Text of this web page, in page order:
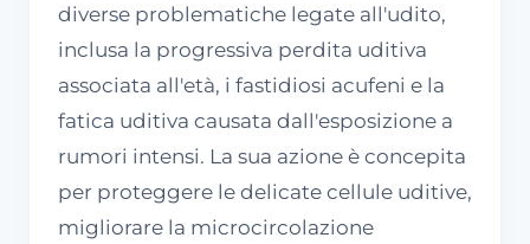
diverse problematiche legate all'udito,
inclusa la progressiva perdita uditiva
associata all'età, i fastidiosi acufeni e la
fatica uditiva causata dall'esposizione a
rumori intensi. La sua azione è concepita
per proteggere le delicate cellule uditive,
migliorare la microcircolazione